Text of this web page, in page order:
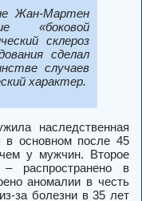
Жан-Мартен
«боковой
склероз
сделал
случаев
характер.
наследственная
в основном после 45
у мужчин. Второе
распространено в
аномалии в честь
за болезни в 35 лет